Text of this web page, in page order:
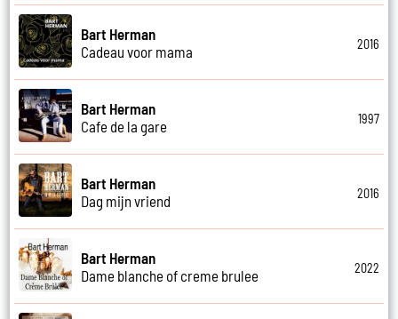
Bart Herman
Cadeau voor mama
2016
Bart Herman
Cafe de la gare
1997
Bart Herman
Dag mijn vriend
2016
Bart Herman
Dame blanche of creme brulee
2022